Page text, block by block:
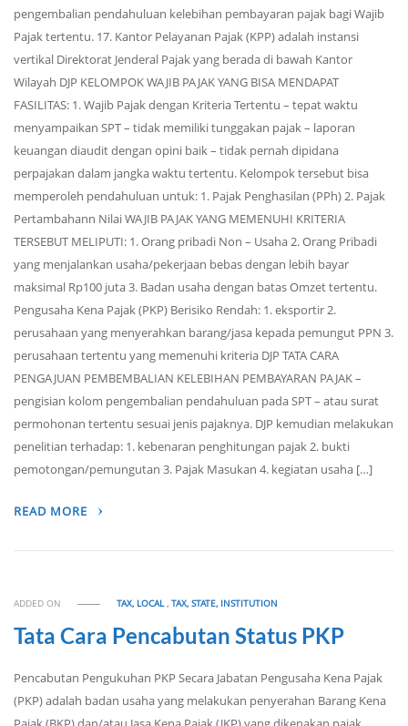
pengembalian pendahuluan kelebihan pembayaran pajak bagi Wajib
Pajak tertentu. 17. Kantor Pelayanan Pajak (KPP) adalah instansi
vertikal Direktorat Jenderal Pajak yang berada di bawah Kantor
Wilayah DJP KELOMPOK WAJIB PAJAK YANG BISA MENDAPAT
FASILITAS: 1. Wajib Pajak dengan Kriteria Tertentu – tepat waktu
menyampaikan SPT – tidak memiliki tunggakan pajak – laporan
keuangan diaudit dengan opini baik – tidak pernah dipidana
perpajakan dalam jangka waktu tertentu. Kelompok tersebut bisa
memperoleh pendahuluan untuk: 1. Pajak Penghasilan (PPh) 2. Pajak
Pertambahann Nilai WAJIB PAJAK YANG MEMENUHI KRITERIA
TERSEBUT MELIPUTI: 1. Orang pribadi Non – Usaha 2. Orang Pribadi
yang menjalankan usaha/pekerjaan bebas dengan lebih bayar
maksimal Rp100 juta 3. Badan usaha dengan batas Omzet tertentu.
Pengusaha Kena Pajak (PKP) Berisiko Rendah: 1. eksportir 2.
perusahaan yang menyerahkan barang/jasa kepada pemungut PPN 3.
perusahaan tertentu yang memenuhi kriteria DJP TATA CARA
PENGAJUAN PEMBEMBALIAN KELEBIHAN PEMBAYARAN PAJAK –
pengisian kolom pengembalian pendahuluan pada SPT – atau surat
permohonan tertentu sesuai jenis pajaknya. DJP kemudian melakukan
penelitian terhadap: 1. kebenaran penghitungan pajak 2. bukti
pemotongan/pemungutan 3. Pajak Masukan 4. kegiatan usaha […]
READ MORE
ADDED ON TAX, LOCAL,TAX, STATE, INSTITUTION
Tata Cara Pencabutan Status PKP
Pencabutan Pengukuhan PKP Secara Jabatan Pengusaha Kena Pajak
(PKP) adalah badan usaha yang melakukan penyerahan Barang Kena